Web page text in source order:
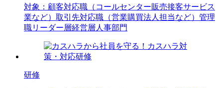
対象： 顧客対応職（コールセンター販売接客サービス
業など） 取引先対応職（営業購買法人担当など） 管理
職リーダー層経営層 人事部門
研修